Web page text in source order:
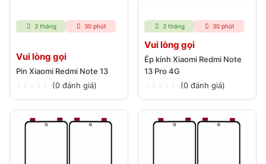
3 tháng 30 phút
Vui lòng gọi
Pin Xiaomi Redmi Note 13
(0 đánh giá)
3 tháng 30 phút
Vui lòng gọi
Ép kính Xiaomi Redmi Note
13 Pro 4G
(0 đánh giá)